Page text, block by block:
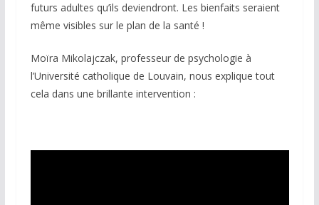
futurs adultes qu’ils deviendront. Les bienfaits seraient
même visibles sur le plan de la santé !
Moïra Mikolajczak, professeur de psychologie à
l’Université catholique de Louvain, nous explique tout
cela dans une brillante intervention :